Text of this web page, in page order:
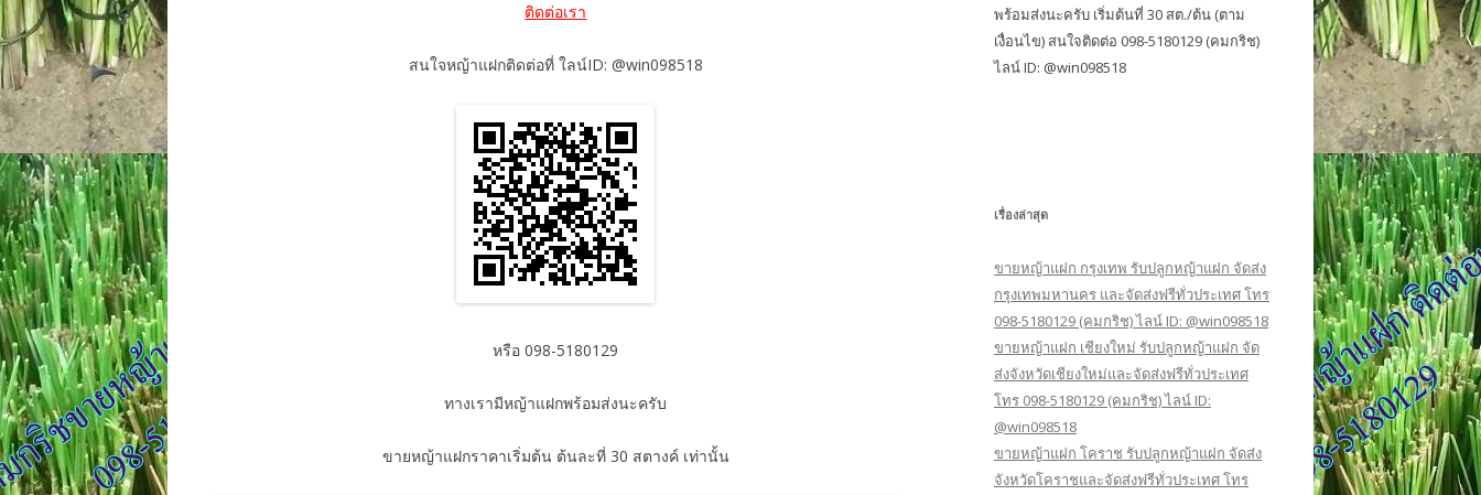
ติดต่อเรา
สนใจหญ้าแฝกติดต่อที่ ใลน์ID: @win098518
หรือ 098-5180129
ทางเรามีหญ้าแฝกพร้อมส่งนะครับ
ขายหญ้าแฝกราคาเริ่มต้น ต้นละที่ 30 สตางค์ เท่านั้น
พร้อมส่งนะครับ เริ่มต้นที่ 30 สต./ต้น (ตาม
เงื่อนไข) สนใจติดต่อ 098-5180129 (คมกริช)
ไลน์ ID: @win098518
เรื่องล่าสุด
ขายหญ้าแฝก กรุงเทพ รับปลูกหญ้าแฝก จัดส่ง
กรุงเทพมหานคร และจัดส่งฟรีทั่วประเทศ โทร
098-5180129 (คมกริช) ไลน์ ID: @win098518
ขายหญ้าแฝก เชียงใหม่ รับปลูกหญ้าแฝก จัด
ส่งจังหวัดเชียงใหม่และจัดส่งฟรีทั่วประเทศ
โทร 098-5180129 (คมกริช) ไลน์ ID:
@win098518
ขายหญ้าแฝก โคราช รับปลูกหญ้าแฝก จัดส่ง
จังหวัดโคราชและจัดส่งฟรีทั่วประเทศ โทร